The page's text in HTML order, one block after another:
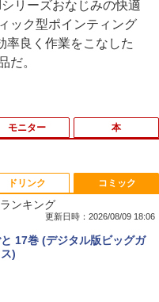
リーズおなじみの快適
ック型ポインティング
率良く作業をこなした
だ。
】【あんしん3ヶ月に延長
している30日の保証期間
されます。【単品購入・併
専用】
| NEC | Mate MKM28L-3 |
スクトップ | 一年保証 |
i5 8400 2.8(〜最大4.0)G
し | Win11Pro64bit
モニター
液晶モニター 21.5イン
ワイト 1920×1080 （フル
LEDバックライト ミニ D-s
【中古】
本
【電子書籍】[ 小山宙哉
P40i オフホワイト
feat. Flo Milli, ATL Jacob
ドリンク
定】 い・ろ・は・す 2L P
本
コミック
ンキング
更新日時：2026/08/09 18:06
17巻 (デジタル版ビッグガ
)